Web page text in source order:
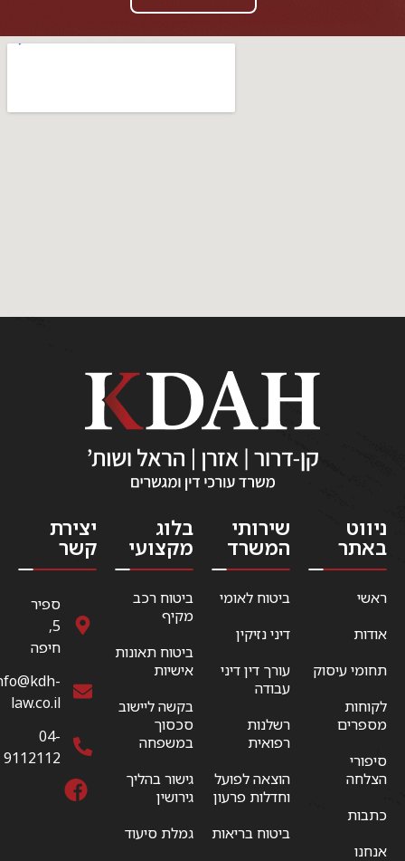
ניווט
באתר
ראשי
אודות
תחומי עיסוק
לקוחות
מספרים
סיפורי
הצלחה
כתבות
אנחנו
שירותי
המשרד
ביטוח לאומי
דיני נזיקין
עורך דין דיני
עבודה
רשלנות
רפואית
הוצאה לפועל
וחדלות פרעון
ביטוח בריאות
בלוג
מקצועי
ביטוח רכב
מקיף
ביטוח תאונות
אישיות
בקשה ליישוב
סכסוך
במשפחה
גישור בהליך
גירושין
גמלת סיעוד
יצירת
קשר
ספיר
5,
חיפה
law.co.il
04-
9112112